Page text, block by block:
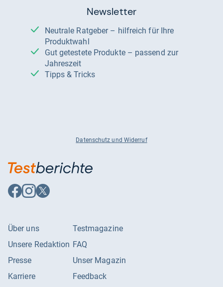
Newsletter
Neutrale Ratgeber – hilfreich für Ihre
Produktwahl
Gut getestete Produkte – passend zur
Jahreszeit
Tipps & Tricks
Datenschutz und Widerruf
Auf
Facebook
Auf
Instagram
Auf
X
Über uns
Unsere Redaktion
Presse
Karriere
Testmagazine
FAQ
Unser Magazin
Feedback